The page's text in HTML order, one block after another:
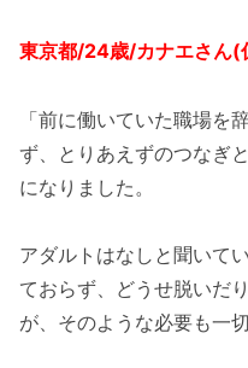
東京都/24歳/カナエさん(
「前に働いていた職場を
ず、とりあえずのつなぎ
になりました。
アダルトはなしと聞いて
ておらず、どうせ脱いだ
が、そのような必要も一